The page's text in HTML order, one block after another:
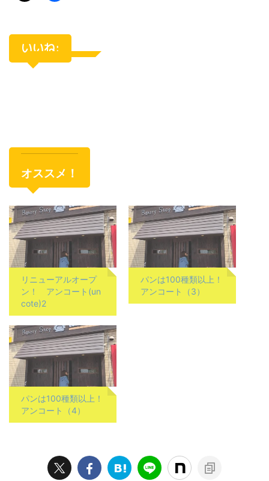
いいね:
オススメ！
リニューアルオープ
ン！ アンコート(un
cote)2
パンは100種類以上！
アンコート（3）
パンは100種類以上！
アンコート（4）